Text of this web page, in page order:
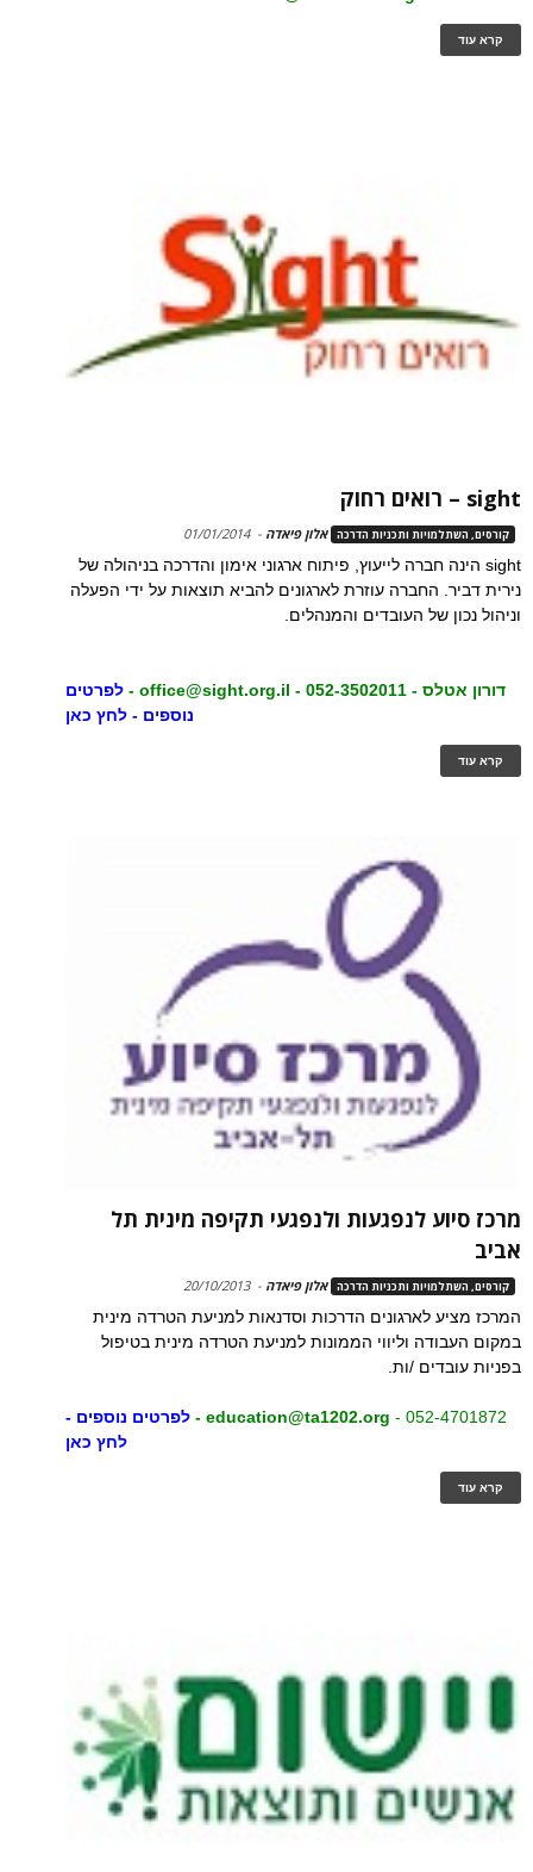
קרא עוד
sight – רואים רחוק
קורסים, השתלמויות ותכניות הדרכה אלון פיאדה -
01/01/2014
sight הינה חברה לייעוץ, פיתוח ארגוני אימון והדרכה בניהולה של
נירית דביר. החברה עוזרת לארגונים להביא תוצאות על ידי הפעלה
וניהול נכון של העובדים והמנהלים.
דורון אטלס - 052-3502011 - office@sight.org.il -
לפרטים
נוספים - לחץ כאן
קרא עוד
מרכז סיוע לנפגעות ולנפגעי תקיפה מינית תל
אביב
קורסים, השתלמויות ותכניות הדרכה אלון פיאדה -
20/10/2013
המרכז מציע לארגונים הדרכות וסדנאות למניעת הטרדה מינית
במקום העבודה וליווי הממונות למניעת הטרדה מינית בטיפול
בפניות עובדים /ות.
052-4701872 -
education@ta1202.org -
לפרטים נוספים -
לחץ כאן
קרא עוד